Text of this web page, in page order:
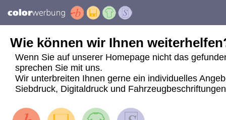
Wie können wir Ihnen
Wenn Sie auf unserer Homepage nicht das
sprechen Sie mit uns.
Wir unterbreiten Ihnen gerne ein individuelles
Siebdruck, Digitaldruck und